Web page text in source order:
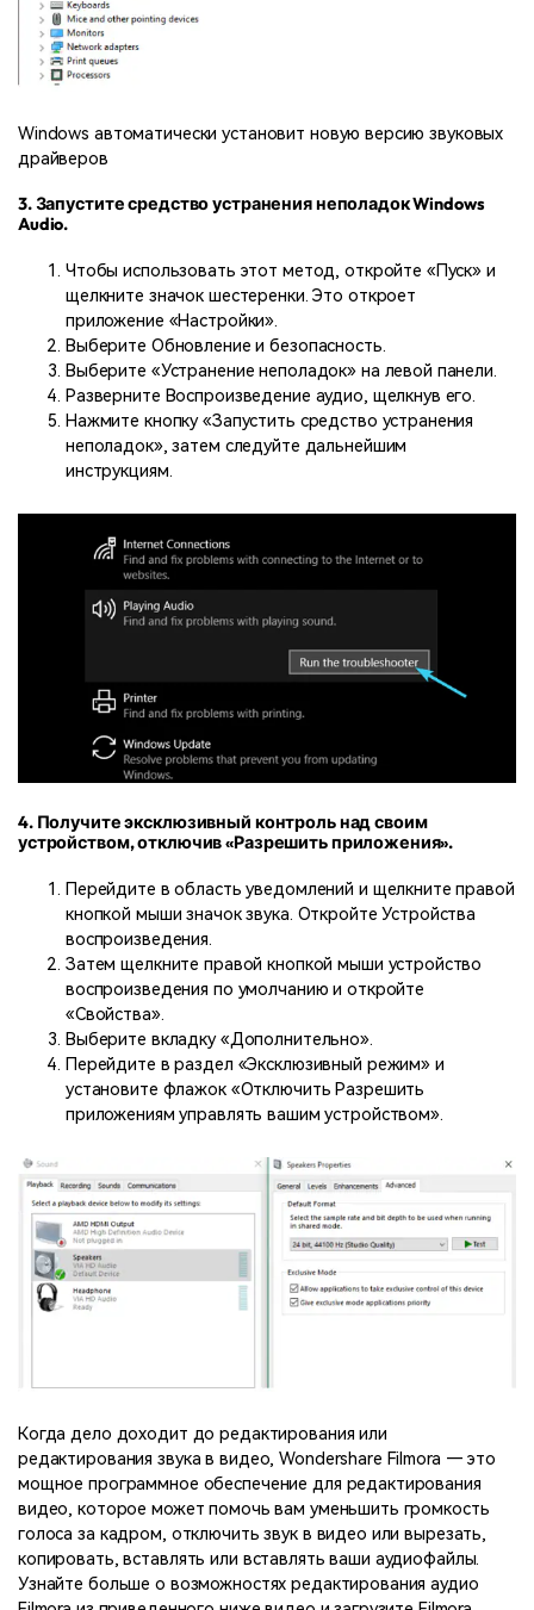
Windows автоматически установит новую версию звуковых
драйверов
3. Запустите средство устранения неполадок Windows
Audio.
Чтобы использовать этот метод, откройте «Пуск» и
щелкните значок шестеренки. Это откроет
приложение «Настройки».
Выберите Обновление и безопасность.
Выберите «Устранение неполадок» на левой панели.
Разверните Воспроизведение аудио, щелкнув его.
Нажмите кнопку «Запустить средство устранения
неполадок», затем следуйте дальнейшим
инструкциям.
4. Получите эксклюзивный контроль над своим
устройством, отключив «Разрешить приложения».
Перейдите в область уведомлений и щелкните правой
кнопкой мыши значок звука. Откройте Устройства
воспроизведения.
Затем щелкните правой кнопкой мыши устройство
воспроизведения по умолчанию и откройте
«Свойства».
Выберите вкладку «Дополнительно».
Перейдите в раздел «Эксклюзивный режим» и
установите флажок «Отключить Разрешить
приложениям управлять вашим устройством».
Когда дело доходит до редактирования или
редактирования звука в видео, Wondershare Filmora — это
мощное программное обеспечение для редактирования
видео, которое может помочь вам уменьшить громкость
голоса за кадром, отключить звук в видео или вырезать,
копировать, вставлять или вставлять ваши аудиофайлы.
Узнайте больше о возможностях редактирования аудио